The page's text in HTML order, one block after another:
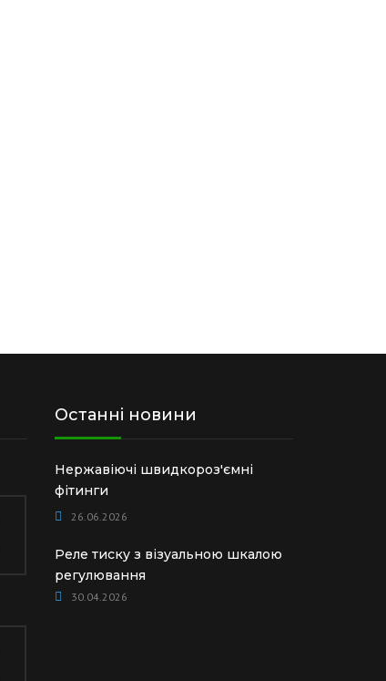
Останні новини
Нержавіючі швидкороз'ємні
фітинги
26.06.2026
Реле тиску з візуальною шкалою
регулювання
30.04.2026